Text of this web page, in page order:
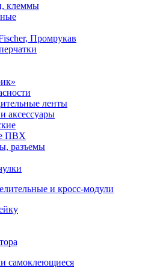
клеммы
Промрукав
ленты
аксессуары
ПВХ
разъемы
и кросс-модули
самоклеющиеся